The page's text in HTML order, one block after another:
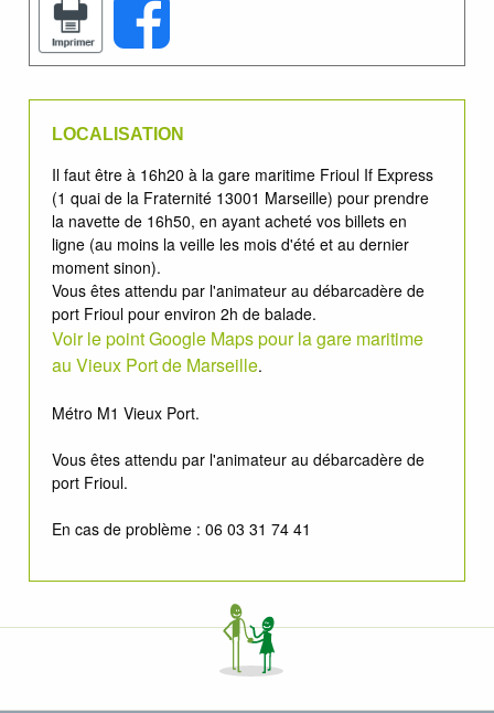
LOCALISATION
Il faut être à 16h20 à la gare maritime Frioul If Express
(1 quai de la Fraternité 13001 Marseille) pour prendre
la navette de 16h50, en ayant acheté vos billets en
ligne (au moins la veille les mois d'été et au dernier
moment sinon).
Vous êtes attendu par l'animateur au débarcadère de
port Frioul pour environ 2h de balade.
Voir le point Google Maps pour la gare maritime
au Vieux Port de Marseille.
Métro M1 Vieux Port.
Vous êtes attendu par l'animateur au débarcadère de
port Frioul.
En cas de problème : 06 03 31 74 41